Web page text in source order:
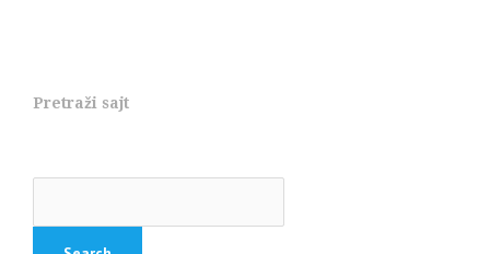
Pretraži sajt